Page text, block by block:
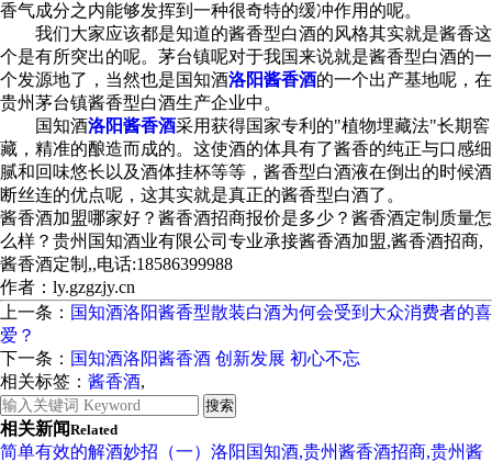
香气成分之内能够发挥到一种很奇特的缓冲作用的呢。
我们大家应该都是知道的酱香型白酒的风格其实就是酱香这
个是有所突出的呢。茅台镇呢对于我国来说就是酱香型白酒的一
个发源地了，当然也是国知酒洛阳酱香酒的一个出产基地呢，在
贵州茅台镇酱香型白酒生产企业中。
国知酒洛阳酱香酒采用获得国家专利的"植物埋藏法"长期窖
藏，精准的酿造而成的。这使酒的体具有了酱香的纯正与口感细
腻和回味悠长以及酒体挂杯等等，酱香型白酒液在倒出的时候酒
断丝连的优点呢，这其实就是真正的酱香型白酒了。
酱香酒加盟哪家好？酱香酒招商报价是多少？酱香酒定制质量怎
么样？贵州国知酒业有限公司专业承接酱香酒加盟,酱香酒招商,
酱香酒定制,,电话:18586399988
作者：ly.gzgzjy.cn
上一条： 国知酒洛阳酱香型散装白酒为何会受到大众消费者的喜
爱？
下一条： 国知酒洛阳酱香酒 创新发展 初心不忘
相关标签： 酱香酒,
相关新闻Related
简单有效的解酒妙招（一）洛阳国知酒,贵州酱香酒招商,贵州酱